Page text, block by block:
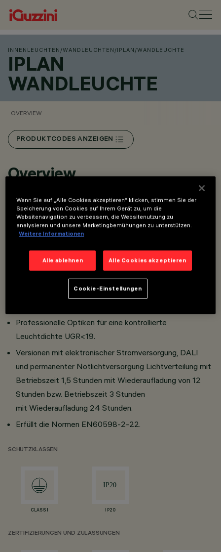
INNENLEUCHTEN /WANDLEUCHTEN /IPLAN /WANDLEUCHTE
IPLAN
WANDLEUCHTE
OVERVIEW
PRODUKTCODES ANZEIGEN
Overview
Leuchte mit LED lampe für direktes/indirektes Licht.
Leuchtengehäuse mit Seitenprofilenaus
stranggepresstem Aluminium;
spritzgegossenemPolycarbonat; Abdeckung innen
Stahlblech; Diffusorschirm ausMetacrylat mit
mikroprismatischerOberfläche und
Opalfolie aus Polycarbonat.
Professionelle Optiken für eine kontrollierte
Leuchtdichte UGR<19.
Versionen mit elektronischer Stromversorgung, DALI
und permanenter Notlichtversorgung Lichtverteilung mit
Betriebszeit 1,5 Stunden mit Wiederaufladung von 12
Stunden bzw. Betriebszeit 3 Stunden
mit Wiederaufladung 24 Stunden.
Erfüllt die Normen EN60598-2-22.
SCHUTZKLASSEN
CLASS I IP20
ZERTIFIZIERUNGEN UND ZULASSUNGEN
Wenn Sie auf „Alle Cookies akzeptieren“ klicken, stimmen Sie der
Speicherung von Cookies auf Ihrem Gerät zu, um die
Websitenavigation zu verbessern, die Websitenutzung zu
analysieren und unsere Marketingbemühungen zu unterstützen.
Weitere Informationen
Alle ablehnen Alle Cookies akzeptieren
Cookie-Einstellungen